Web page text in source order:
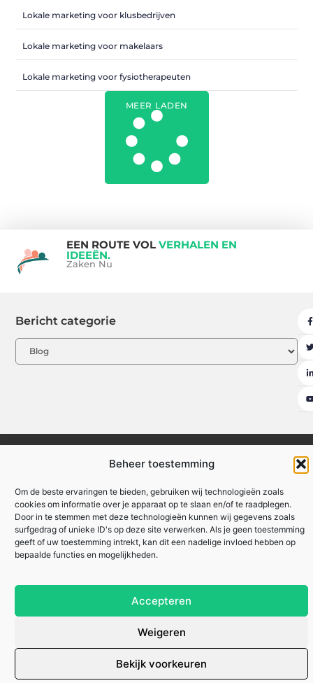
Beheer toestemming
Om de beste ervaringen te bieden, gebruiken wij technologieën zoals
cookies om informatie over je apparaat op te slaan en/of te raadplegen.
Door in te stemmen met deze technologieën kunnen wij gegevens zoals
surfgedrag of unieke ID's op deze site verwerken. Als je geen toestemming
geeft of uw toestemming intrekt, kan dit een nadelige invloed hebben op
bepaalde functies en mogelijkheden.
Accepteren
Weigeren
Bekijk voorkeuren
Lokale marketing voor klusbedrijven
Lokale marketing voor makelaars
Lokale marketing voor fysiotherapeuten
MEER LADEN
EEN ROUTE VOL VERHALEN EN
IDEEËN.
Zaken Nu
Bericht categorie
Beroemdheden
Uit De Media
Nederlandse linkbuilding: hoe jij je website naar de top van Google tilt
Linkbuilding geld verdienen: hoe jij online inkomsten kunt genereren
Lokale marketing: meer klanten uit je eigen regio
zakennu.be